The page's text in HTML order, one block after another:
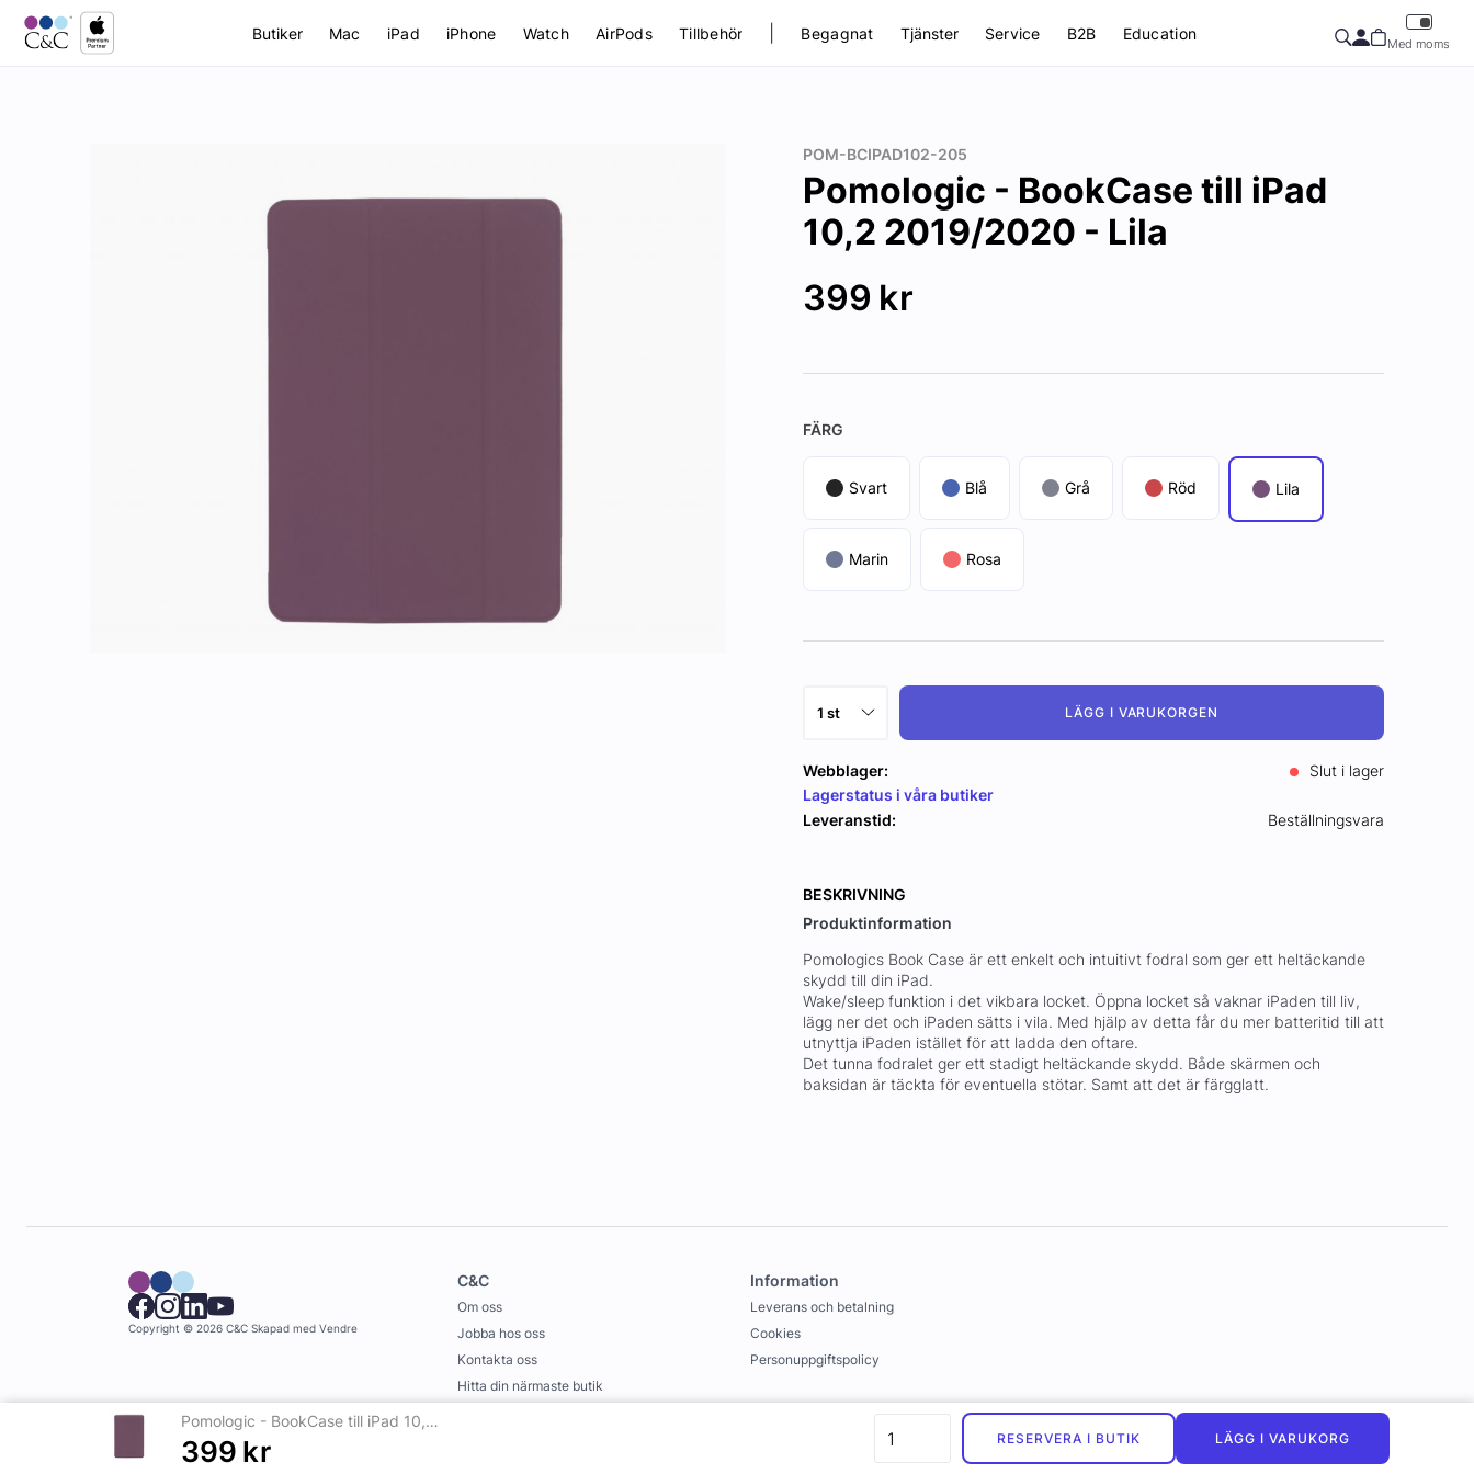
Butiker Mac iPad iPhone Watch AirPods Tillbehör Begagnat Tjänster Service B2B Education
Med moms
POM-BCIPAD102-205
Pomologic - BookCase till iPad
10,2 2019/2020 - Lila
399 kr
FÄRG
Svart Blå Grå Röd Lila
Marin Rosa
LÄGG I VARUKORGEN
Pomologic - BookCase till iPad 10,2 2019/2020 - Lila
399 kr RESERVERA I BUTIK LÄGG I VARUKORG
Webblager:
Slut i lager
Lagerstatus i våra butiker
Leveranstid:
Beställningsvara
BESKRIVNING
Produktinformation
Pomologics Book Case är ett enkelt och intuitivt fodral som ger ett heltäckande
skydd till din iPad.
Wake/sleep funktion i det vikbara locket. Öppna locket så vaknar iPaden till liv,
lägg ner det och iPaden sätts i vila. Med hjälp av detta får du mer batteritid till att
utnyttja iPaden istället för att ladda den oftare.
Det tunna fodralet ger ett stadigt heltäckande skydd. Både skärmen och
baksidan är täckta för eventuella stötar. Samt att det är färgglatt.
Copyright © 2026 C&C Skapad med Vendre
C&C
Om oss
Jobba hos oss
Kontakta oss
Hitta din närmaste butik
Information
Leverans och betalning
Cookies
Personuppgiftspolicy